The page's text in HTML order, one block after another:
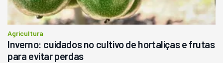
Agricultura
Inverno: cuidados no cultivo de hortaliças e frutas
para evitar perdas